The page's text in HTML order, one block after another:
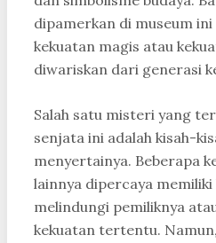
dipamerkan di museum
kekuatan magis atau
diwariskan dari generasi
Salah satu misteri yang
senjata ini adalah kisah-
menyertainya. Beberapa
lainnya dipercaya
melindungi pemiliknya
kekuatan tertentu.